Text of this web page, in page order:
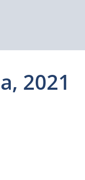
2021